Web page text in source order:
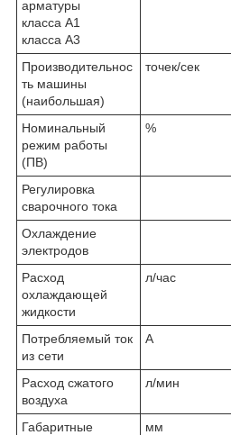
арматуры
класса А1
класса А3
Производительнос
ть машины
(наибольшая)
точек/сек
Номинальный
режим работы
(ПВ)
%
Регулировка
сварочного тока
Охлаждение
электродов
Расход
охлаждающей
жидкости
л/час
Потребляемый ток
из сети
А
Расход сжатого
воздуха
л/мин
Габаритные
мм